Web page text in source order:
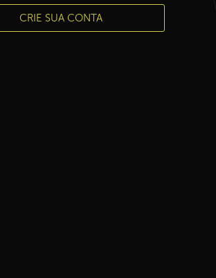
CRIE SUA CONTA